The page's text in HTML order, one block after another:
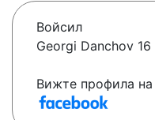
Войсил
Georgi Danchov 16
Вижте профила